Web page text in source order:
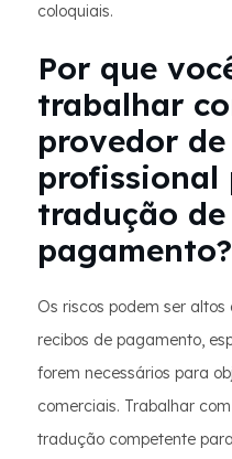
coloquiais.
Por que
trabalhar
provedor
profissional
tradução
pagamento?
Os riscos podem ser
recibos de pagamento,
forem necessários para
comerciais. Trabalhar
tradução competente